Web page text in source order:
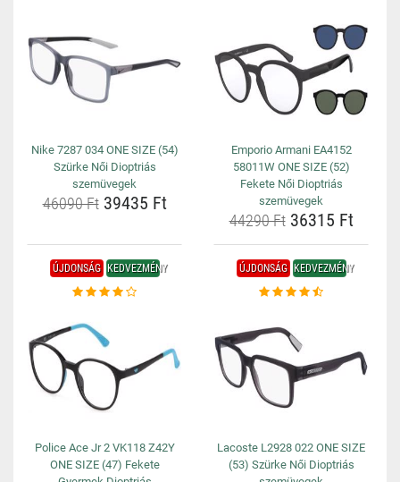
Nike 7287 034 ONE SIZE (54)
Szürke Női Dioptriás
szemüvegek
46090 Ft39435 Ft
Emporio Armani EA4152
58011W ONE SIZE (52)
Fekete Női Dioptriás
szemüvegek
44290 Ft36315 Ft
ÚJDONSÁG KEDVEZMÉNY
Police Ace Jr 2 VK118 Z42Y
ONE SIZE (47) Fekete
ÚJDONSÁG KEDVEZMÉNY
Lacoste L2928 022 ONE SIZE
(53) Szürke Női Dioptriás